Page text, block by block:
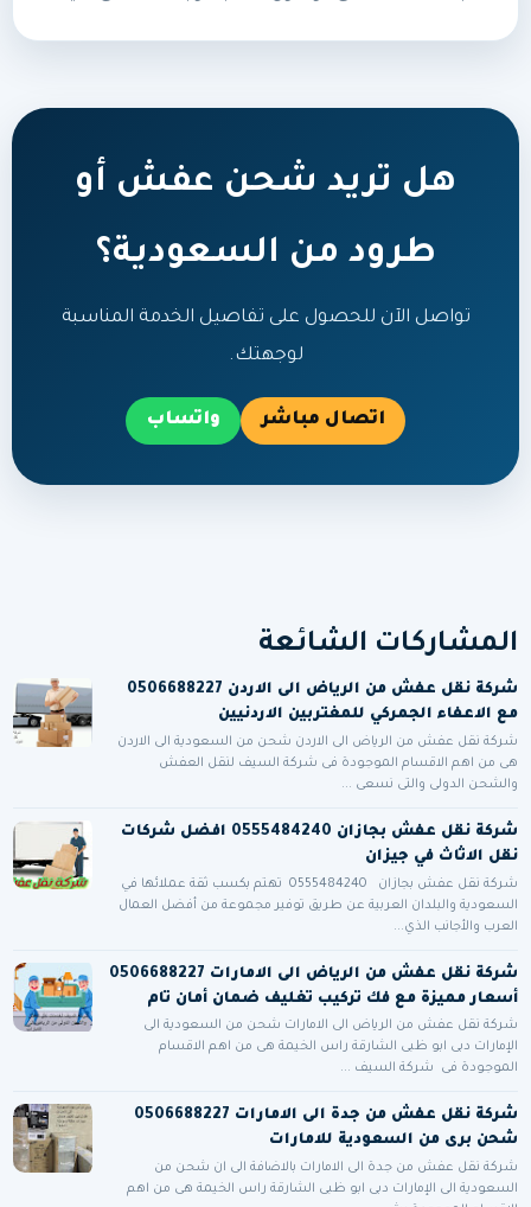
هل تريد شحن عفش أو
طرود من السعودية؟
تواصل الآن للحصول على تفاصيل الخدمة المناسبة
لوجهتك.
اتصال مباشر واتساب
المشاركات الشائعة
شركة نقل عفش من الرياض الى الاردن 0506688227
مع الاعفاء الجمركي للمغتربين الاردنيين
شركة نقل عفش من الرياض الى الاردن شحن من السعودية الى الاردن
هى من اهم الاقسام الموجودة فى شركة السيف لنقل العفش
والشحن الدولى والتى نسعى ...
شركة نقل عفش بجازان 0555484240 افضل شركات
نقل الاثاث في جيزان
شركة نقل عفش بجازان 0555484240 تهتم بكسب ثقة عملائها في
السعودية والبلدان العربية عن طريق توفير مجموعة من أفضل العمال
العرب والأجانب الذي...
شركة نقل عفش من الرياض الى الامارات 0506688227
أسعار مميزة مع فك تركيب تغليف ضمان أمان تام
شركة نقل عفش من الرياض الى الامارات شحن من السعودية الى
الإمارات دبى ابو ظبى الشارقة راس الخيمة هى من اهم الاقسام
الموجودة فى شركة السيف ...
شركة نقل عفش من جدة الى الامارات 0506688227
شحن برى من السعودية للامارات
شركة نقل عفش من جدة الى الامارات بالاضافة الى ان شحن من
السعودية الى الإمارات دبى ابو ظبى الشارقة راس الخيمة هى من اهم